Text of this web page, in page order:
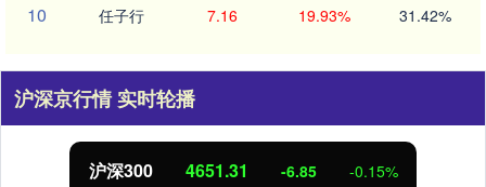
10 任子行 7.16 19.93% 31.42%
沪深京行情 实时轮播
沪深300 4651.31 -6.85 -0.15%